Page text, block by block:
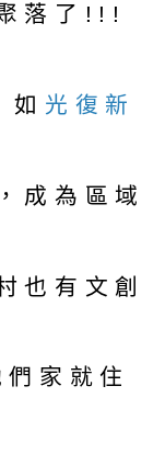
落了!!!
如 光復新
成為區域
也有文創
家就住